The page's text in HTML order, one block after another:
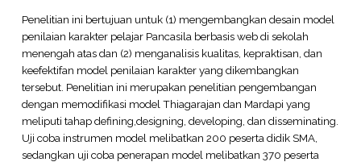
Penelitian ini bertujuan untuk (1) mengembangkan desain model
penilaian karakter pelajar Pancasila berbasis web di sekolah
menengah atas dan (2) menganalisis kualitas, kepraktisan, dan
keefektifan model penilaian karakter yang dikembangkan
tersebut. Penelitian ini merupakan penelitian pengembangan
dengan memodifikasi model Thiagarajan dan Mardapi yang
meliputi tahap defining,designing, developing, dan disseminating.
Uji coba instrumen model melibatkan 200 peserta didik SMA,
sedangkan uji coba penerapan model melibatkan 370 peserta